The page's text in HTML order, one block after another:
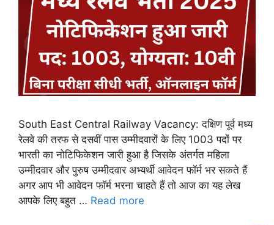
South East Central Railway Vacancy: दक्षिण पूर्व मध्य
रेलवे की तरफ से दसवीं पास उम्मीदवारों के लिए 1003 पदों पर
भारती का नोटिफिकेशन जारी हुआ है जिसके अंतर्गत महिला
उम्मीदवार और पुरुष उम्मीदवार अभ्यर्थी आवेदन फॉर्म भर सकते हैं
अगर आप भी आवेदन फॉर्म भरना चाहते हैं तो आज का यह लेख
आपके लिए बहुत … Read more